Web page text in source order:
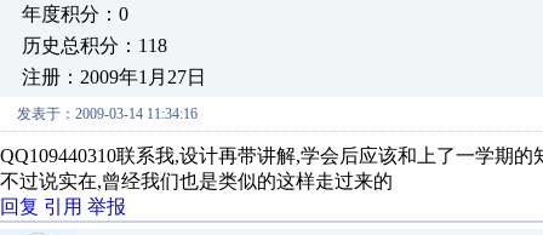
年度积分：0
历史总积分：118
注册：2009年1月27日
发表于：2009-03-14 11:34:16
QQ109440310联系我,设计再带讲解,学会后应该和上了一学期的
不过说实在,曾经我们也是类似的这样走过来的
回复 引用 举报